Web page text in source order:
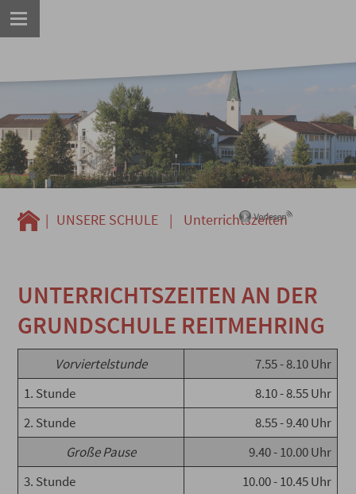
| UNSERE SCHULE | Unterrichtszeiten
UNTERRICHTSZEITEN AN DER
GRUNDSCHULE REITMEHRING
Vorviertelstunde
7.55 - 8.10 Uhr
1. Stunde
8.10 - 8.55 Uhr
2. Stunde
8.55 - 9.40 Uhr
Große Pause
9.40 - 10.00 Uhr
3. Stunde
10.00 - 10.45 Uhr